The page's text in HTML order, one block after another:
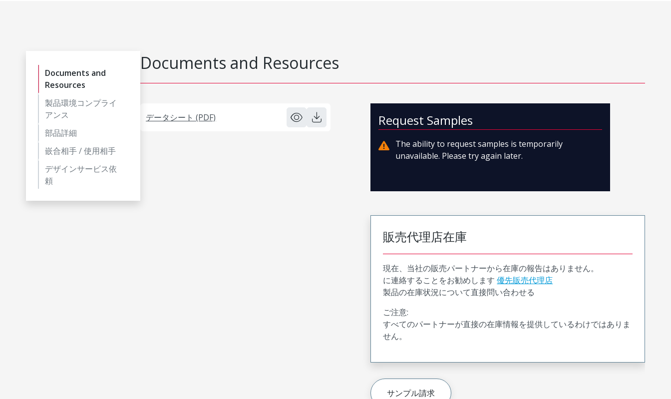
Documents and
Resources
製品環境コンプライ
アンス
部品詳細
嵌合相手 / 使用相手
デザインサービス依
頼
Documents and Resources
データシート (PDF) Request Samples
The ability to request samples is temporarily
unavailable. Please try again later.
販売代理店在庫
現在、当社の販売パートナーから在庫の報告はありません。
に連絡することをお勧めします 優先販売代理店
製品の在庫状況について直接問い合わせる
ご注意:
すべてのパートナーが直接の在庫情報を提供しているわけではありま
せん。
サンプル請求